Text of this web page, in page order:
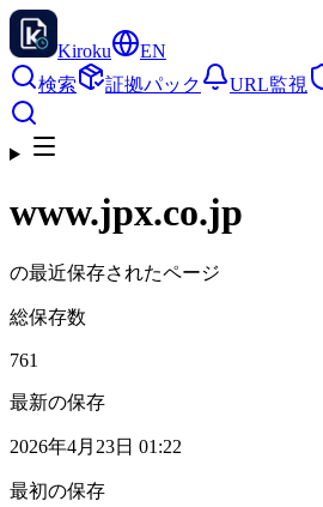
Kiroku
EN
検索
証拠パック URL監視
www.jpx.co.jp
の最近保存されたページ
総保存数
761
最新の保存
2026年4月23日 01:22
最初の保存